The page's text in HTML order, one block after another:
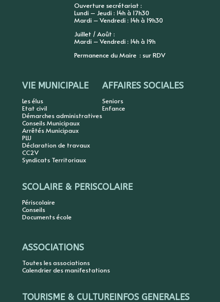
Ouverture secrétariat :
Lundi – Jeudi : 14h à 17h30
Mardi – Vendredi : 14h à 19h30
Juillet / Août :
Mardi – Vendredi : 14h à 19h
Permanence du Maire : sur RDV
VIE MUNICIPALE
Les élus
Etat civil
Démarches administratives
Conseils Municipaux
Arrêtés Municipaux
PLU
Déclaration de travaux
CC2V
Syndicats Territoriaux
AFFAIRES SOCIALES
Seniors
Enfance
SCOLAIRE & PERISCOLAIRE
Périscolaire
Conseils
Documents école
ASSOCIATIONS
Toutes les associations
Calendrier des manifestations
TOURISME & CULTUREINFOS GENERALES